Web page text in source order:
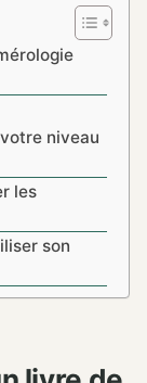
niveau
les
son